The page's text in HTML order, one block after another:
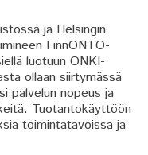
ja Helsingin
FinnONTO-
luotuun ONKI-
ollaan siirtymässä
palvelun nopeus ja
Tuotantokäyttöön
toimintatavoissa ja